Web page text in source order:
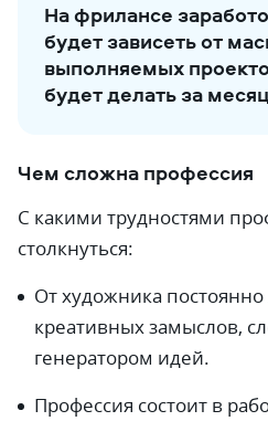
На фрилансе
будет зависеть от
выполняемых
будет делать за
Чем сложна профессия
С какими трудностями
столкнуться:
От художника
креативных замыслов,
генератором идей.
Профессия состоит в